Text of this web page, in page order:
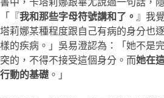
書中，卡塔莉娜跟畢尤說過一句話，
「『我和那些字母符號講和了。 』我
塔莉娜某種程度跟自己有病的身分也
樣的疾病。」吳易澄認為：「她不是
突的，不得不接受這個身分。而她在
行動的基礎。」